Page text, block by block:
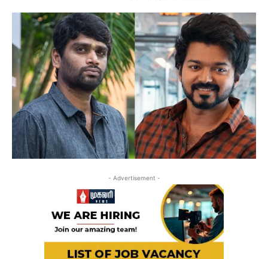
- Advertisement -